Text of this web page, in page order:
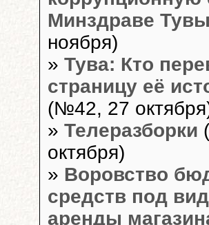
Минздраве
ноября)
» Тува: Кто
страницу её
(№42, 27
» Телеразборки
октября)
» Воровство
средств под
аренды